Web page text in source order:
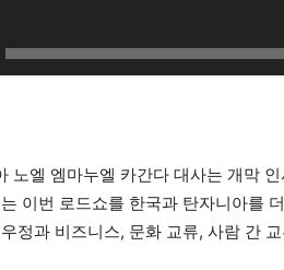
노엘 엠마누엘 카간다 대사는 개막
이번 로드쇼를 한국과 탄자니아를
정과 비즈니스, 문화 교류, 사람 간